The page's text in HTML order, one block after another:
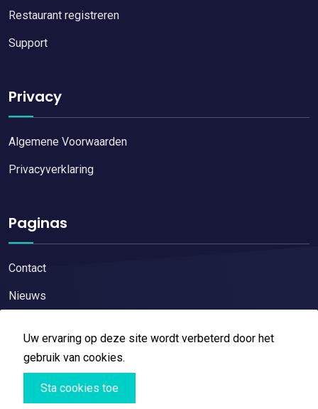
Uw ervaring op deze site wordt verbeterd door het
gebruik van cookies.
Sta cookies toe
Restaurant registreren
Support
Privacy
Algemene Voorwaarden
Privacyverklaring
Paginas
Contact
Nieuws